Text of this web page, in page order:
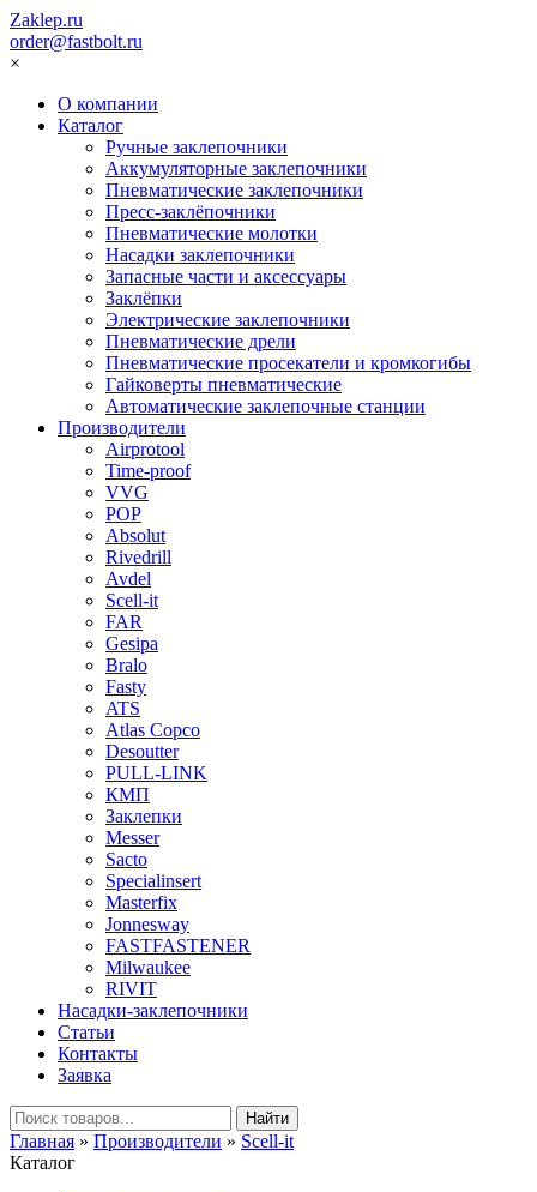
Zaklep.ru
order@fastbolt.ru
×
О компании
Каталог
Ручные заклепочники
Аккумуляторные заклепочники
Пневматические заклепочники
Пресс-заклёпочники
Пневматические молотки
Насадки заклепочники
Запасные части и аксессуары
Заклёпки
Электрические заклепочники
Пневматические дрели
Пневматические просекатели и кромкогибы
Гайковерты пневматические
Автоматические заклепочные станции
Производители
Airprotool
Time-proof
VVG
POP
Absolut
Rivedrill
Avdel
Scell-it
FAR
Gesipa
Bralo
Fasty
ATS
Atlas Copco
Desoutter
PULL-LINK
КМП
Заклепки
Messer
Sacto
Specialinsert
Masterfix
Jonnesway
FASTFASTENER
Milwaukee
RIVIT
Насадки-заклепочники
Статьи
Контакты
Заявка
Главная » Производители » Scell-it
Каталог